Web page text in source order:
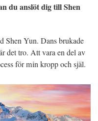
du anslöt dig till Shen
Shen Yun. Dans brukade
det tro. Att vara en del av
för min kropp och själ.